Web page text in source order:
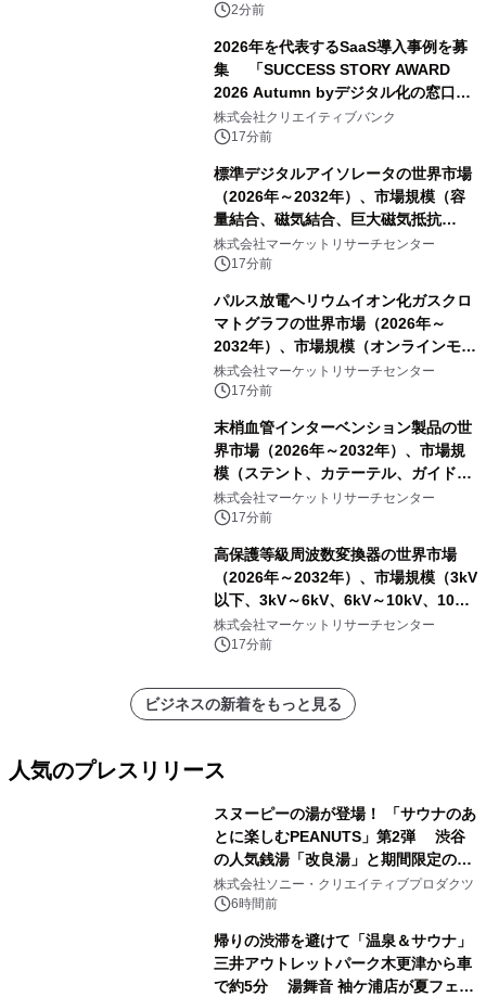
平」を開催
2分前
2026年を代表するSaaS導入事例を募
集 「SUCCESS STORY AWARD
2026 Autumn byデジタル化の窓口」
開催
株式会社クリエイティブバンク
17分前
標準デジタルアイソレータの世界市場
（2026年～2032年）、市場規模（容
量結合、磁気結合、巨大磁気抵抗
（GMR））・分析レポートを発表
株式会社マーケットリサーチセンター
17分前
パルス放電ヘリウムイオン化ガスクロ
マトグラフの世界市場（2026年～
2032年）、市場規模（オンラインモニ
タリング型、ラボラトリー型）・分析
レポートを発表
株式会社マーケットリサーチセンター
17分前
末梢血管インターベンション製品の世
界市場（2026年～2032年）、市場規
模（ステント、カテーテル、ガイドワ
イヤー、シース、下大静脈フィルタ
ー、その他）・分析レポートを発表
株式会社マーケットリサーチセンター
17分前
高保護等級周波数変換器の世界市場
（2026年～2032年）、市場規模（3kV
以下、3kV～6kV、6kV～10kV、10kV
超）・分析レポートを発表
株式会社マーケットリサーチセンター
17分前
ビジネスの新着をもっと見る
人気のプレスリリース
スヌーピーの湯が登場！ 「サウナのあ
とに楽しむPEANUTS」第2弾 渋谷
の人気銭湯「改良湯」と期間限定のコ
ラボレーション サウナイキタイコラ
ボグッズも発売決定！
株式会社ソニー・クリエイティブプロダクツ
6時間前
帰りの渋滞を避けて「温泉＆サウナ」
三井アウトレットパーク木更津から車
で約5分 湯舞音 袖ケ浦店が夏フェア